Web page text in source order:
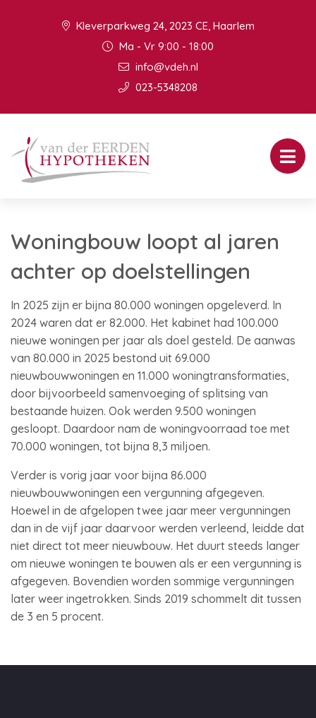
Kleverparkweg 24, 2023 CE, Haarlem
Ma - Vr 9:00 - 18:00
info@vdeh.nl
023-5348208
Woningbouw loopt al jaren
achter op doelstellingen
In 2025 zijn er bijna 80.000 woningen opgeleverd. In
2024 waren dat er 82.000. Het kabinet had 100.000
nieuwe woningen per jaar als doel gesteld. De aanwas
van 80.000 in 2025 bestond uit 69.000
nieuwbouwwoningen en 11.000 woningtransformaties,
door bijvoorbeeld samenvoeging of splitsing van
bestaande huizen. Ook werden 9.500 woningen
gesloopt. Daardoor nam de woningvoorraad toe met
70.000 woningen, tot bijna 8,3 miljoen.
Verder is vorig jaar voor bijna 86.000
nieuwbouwwoningen een vergunning afgegeven.
Hoewel in de afgelopen twee jaar meer vergunningen
dan in de vijf jaar daarvoor werden verleend, leidde dat
niet direct tot meer nieuwbouw. Het duurt steeds langer
om nieuwe woningen te bouwen als er een vergunning is
afgegeven. Bovendien worden sommige vergunningen
later weer ingetrokken. Sinds 2019 schommelt dit tussen
de 3 en 5 procent.